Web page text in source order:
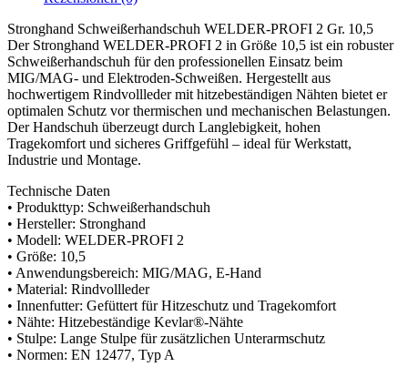
Stronghand Schweißerhandschuh WELDER-PROFI 2 Gr. 10,5
Der Stronghand WELDER-PROFI 2 in Größe 10,5 ist ein robuster
Schweißerhandschuh für den professionellen Einsatz beim
MIG/MAG- und Elektroden-Schweißen. Hergestellt aus
hochwertigem Rindvollleder mit hitzebeständigen Nähten bietet er
optimalen Schutz vor thermischen und mechanischen Belastungen.
Der Handschuh überzeugt durch Langlebigkeit, hohen
Tragekomfort und sicheres Griffgefühl – ideal für Werkstatt,
Industrie und Montage.
Technische Daten
• Produkttyp: Schweißerhandschuh
• Hersteller: Stronghand
• Modell: WELDER-PROFI 2
• Größe: 10,5
• Anwendungsbereich: MIG/MAG, E-Hand
• Material: Rindvollleder
• Innenfutter: Gefüttert für Hitzeschutz und Tragekomfort
• Nähte: Hitzebeständige Kevlar®-Nähte
• Stulpe: Lange Stulpe für zusätzlichen Unterarmschutz
• Normen: EN 12477, Typ A